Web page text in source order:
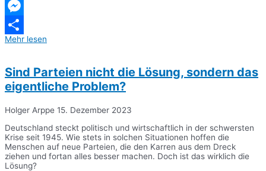
Telegram
Messenger
Teilen
Mehr lesen
Sind Parteien nicht die Lösung, sondern das
eigentliche Problem?
Holger Arppe 15. Dezember 2023
Deutschland steckt politisch und wirtschaftlich in der schwersten
Krise seit 1945. Wie stets in solchen Situationen hoffen die
Menschen auf neue Parteien, die den Karren aus dem Dreck
ziehen und fortan alles besser machen. Doch ist das wirklich die
Lösung?